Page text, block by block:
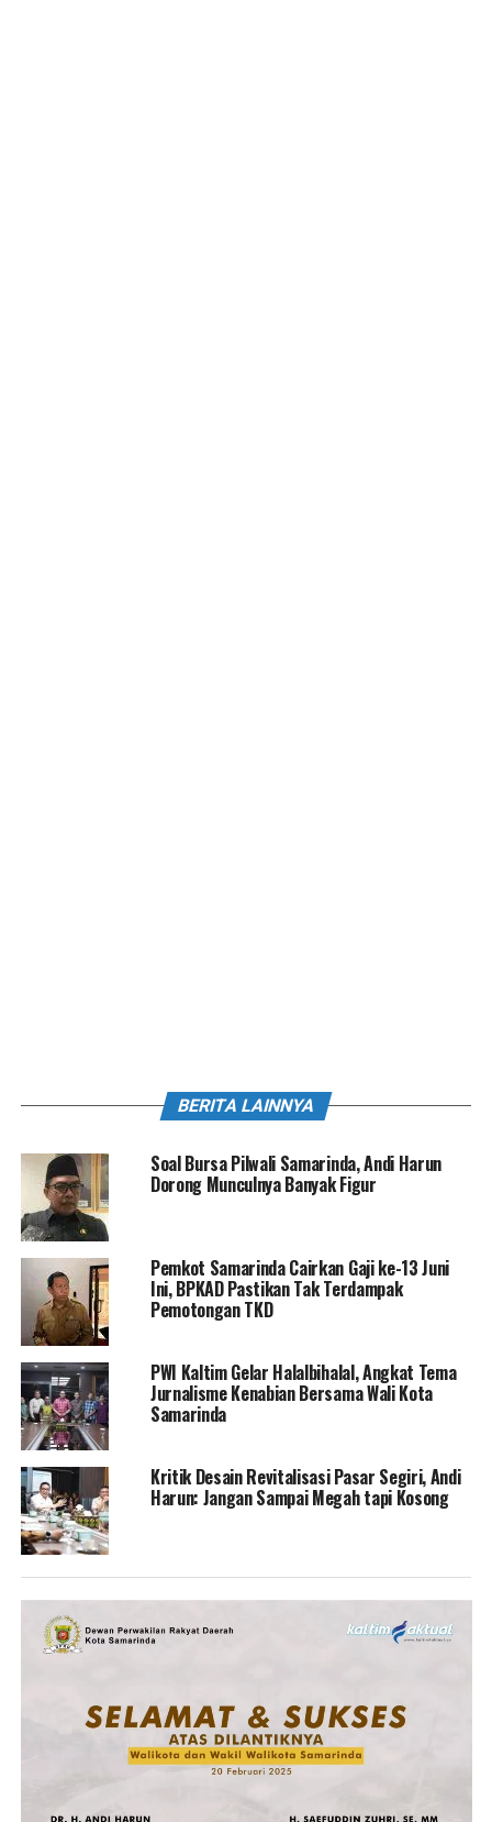
BERITA LAINNYA
Soal Bursa Pilwali Samarinda, Andi Harun
Dorong Munculnya Banyak Figur
Pemkot Samarinda Cairkan Gaji ke-13 Juni
Ini, BPKAD Pastikan Tak Terdampak
Pemotongan TKD
PWI Kaltim Gelar Halalbihalal, Angkat Tema
Jurnalisme Kenabian Bersama Wali Kota
Samarinda
Kritik Desain Revitalisasi Pasar Segiri, Andi
Harun: Jangan Sampai Megah tapi Kosong